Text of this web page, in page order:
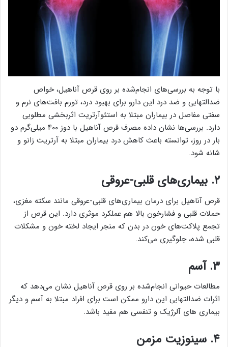
با توجه به بررسی‌های انجام‌شده بر روی قرص آناهیل، خواص
ضدالتهابی و ضد درد این دارو برای بهبود درد، تورم بافت‌های نرم و
سفتی مفاصل در بیماران مبتلا به استئوآرتریت اثربخشی مطلوبی
دارد. بررسی‌ها نشان داده مصرف قرص آناهیل با دوز ۴۰۰ میلی‌گرم دو
بار در روز، توانسته باعث کاهش درد بیماران مبتلا به آرتریت زانو و
شانه شود.
۲. بیماری‌های قلبی-عروقی
قرص آناهیل برای درمان بیماری‌های قلبی-عروقی مانند سکته مغزی،
حملات قلبی و فشارخون بالا هم عملکرد موثری دارد. این قرص از
تجمع پلاکت‌های خون در بدن که منجر ایجاد لخته خون و مشکلات
قلبی شده، جلوگیری می‌کند.
۳. آسم
مطالعات حیوانی انجام‌شده بر روی قرص آناهیل نشان می‌دهد که
اثرات ضدالتهابی این دارو ممکن است برای افراد مبتلا به آسم و دیگر
بیماری های آلرژیک و تنفسی هم مفید باشد.
۴. سینوزیت مزمن